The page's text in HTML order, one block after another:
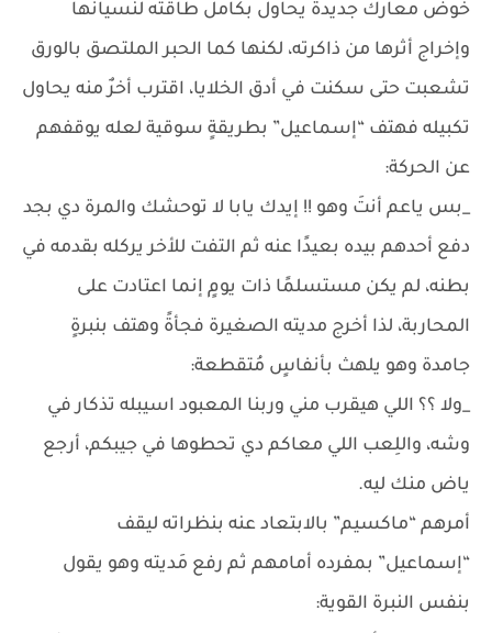
خوض معارك جديدة يحاول بكامل طاقته لنسيانها
وإخراج أثرها من ذاكرته، لكنها كما الحبر الملتصق بالورق
تشعبت حتى سكنت في أدق الخلايا، اقترب أخرٌ منه يحاول
تكبيله فهتف “إسماعيل” بطريقةٍ سوقية لعله يوقفهم
عن الحركة:
_بس ياعم أنتَ وهو !! إيدك يابا لا توحشك والمرة دي بجد
دفع أحدهم بيده بعيدًا عنه ثم التفت للأخر يركله بقدمه في
بطنه، لم يكن مستسلمًا ذات يومٍ إنما اعتادت على
المحاربة، لذا أخرج مديته الصغيرة فجأةً وهتف بنبرةٍ
جامدة وهو يلهث بأنفاسٍ مُتقطعة:
_ولا ؟؟ اللي هيقرب مني وربنا المعبود اسيبله تذكار في
وشه، واللِعب اللي معاكم دي تحطوها في جيبكم، أرجع
ياض منك ليه.
أمرهم “ماكسيم” بالابتعاد عنه بنظراته ليقف
“إسماعيل” بمفرده أمامهم ثم رفع مَديته وهو يقول
بنفس النبرة القوية: